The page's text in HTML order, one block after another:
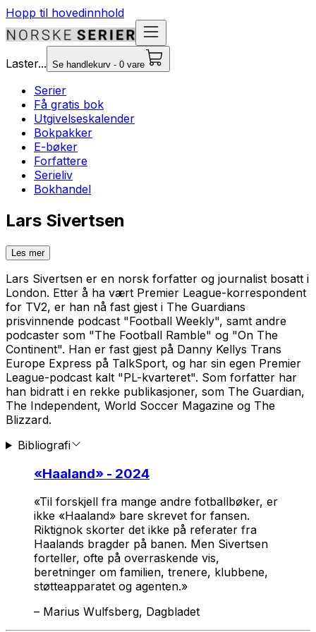
Hopp til hovedinnhold
Laster... Se handlekurv - 0 vare
Serier
Få gratis bok
Utgivelseskalender
Bokpakker
E-bøker
Forfattere
Serieliv
Bokhandel
Lars Sivertsen
Les mer
Lars Sivertsen er en norsk forfatter og journalist bosatt i
London. Etter å ha vært Premier League-korrespondent
for TV2, er han nå fast gjest i The Guardians
prisvinnende podcast "Football Weekly", samt andre
podcaster som "The Football Ramble" og "On The
Continent". Han er fast gjest på Danny Kellys Trans
Europe Express på TalkSport, og har sin egen Premier
League-podcast kalt "PL-kvarteret". Som forfatter har
han bidratt i en rekke publikasjoner, som The Guardian,
The Independent, World Soccer Magazine og The
Blizzard.
Bibliografi
«Haaland» - 2024
«Til forskjell fra mange andre fotballbøker, er
ikke «Haaland» bare skrevet for fansen.
Riktignok skorter det ikke på referater fra
Haalands bragder på banen. Men Sivertsen
forteller, ofte på overraskende vis,
beretninger om familien, trenere, klubbene,
støtteapparatet og agenten.»
– Marius Wulfsberg, Dagbladet